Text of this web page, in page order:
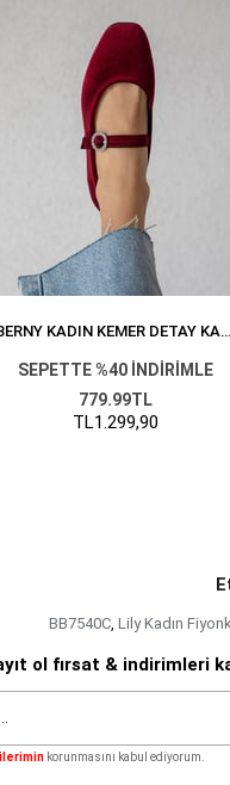
BERNY KADIN KEMER DETAY KADIFE BABET BORDO
SEPETTE %40 İNDİRİMLE
779.99TL
TL1.299,90
BB7540C Lily Kadın
ol fırsat & indirimleri
korunmasını kabul ediyorum.